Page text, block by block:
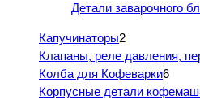
Детали заварочного
Капучинаторы2
Клапаны, реле давления,
Колба для Кофеварки6
Корпусные детали